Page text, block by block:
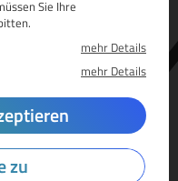
Sie Ihre
mehr Details
mehr Details
zu
Endung